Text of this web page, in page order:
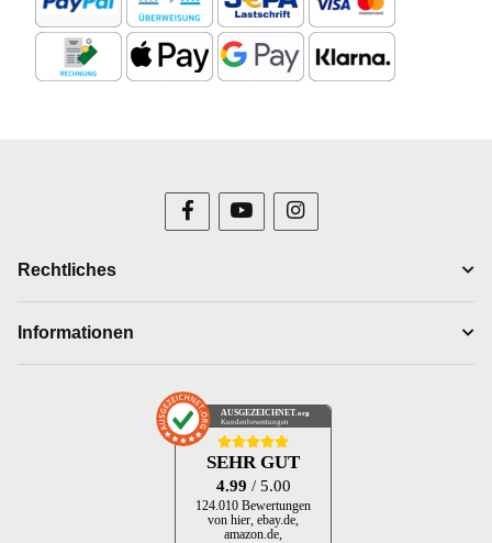
Rechtliches
Informationen
AUSGEZEICHNET .org
Kundenbewertungen
SEHR GUT
4.99 / 5.00
124.010 Bewertungen
von hier, ebay.de,
amazon.de,